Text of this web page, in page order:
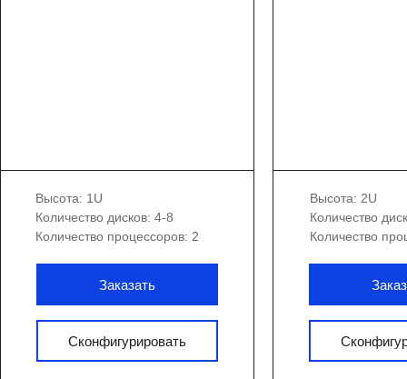
Высота: 1U
Количество дисков: 4-8
Количество процессоров: 2
Заказать
Сконфигурировать
Высота: 2U
Количество
Количество
КАТАЛОГ СЕРВЕРОВ
Другие бренды
Конфигуратор сервера